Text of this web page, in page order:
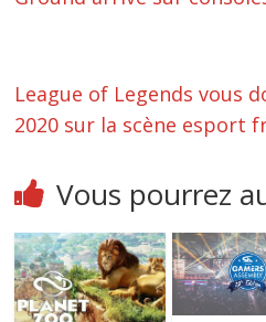
League of Legends vous
2020 sur la scène esport
Vous pourrez